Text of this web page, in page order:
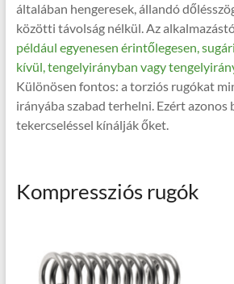
általában hengeresek, állandó
közötti távolság nélkül. Az
például egyenesen érintőlegesen,
kívül, tengelyirányban vagy
Különösen fontos: a torziós rugókat
irányába szabad terhelni. Ezért azonos
tekercseléssel kínálják őket.
Kompressziós rugók